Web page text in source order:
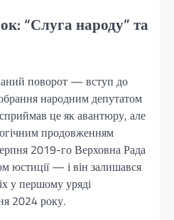
“Слуга народу” та
поворот — вступ до
народним депутатом
це як авантюру, але
продовженням
2019-го Верховна Рада
юстиції — і він залишався
у першому уряді
2024 року.